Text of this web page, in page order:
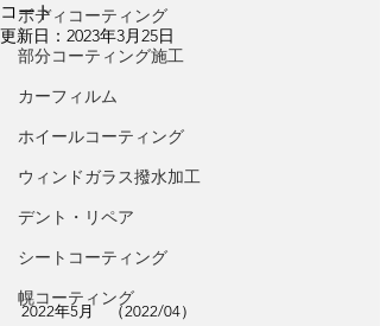
ボディコーティング
部分コーティング施工
カーフィルム
ホイールコーティング
ウィンドガラス撥水加工
デント・リペア
シートコーティング
幌コーティング
コート
更新日： 2023年3月25日
2022年5月　（2022/04）